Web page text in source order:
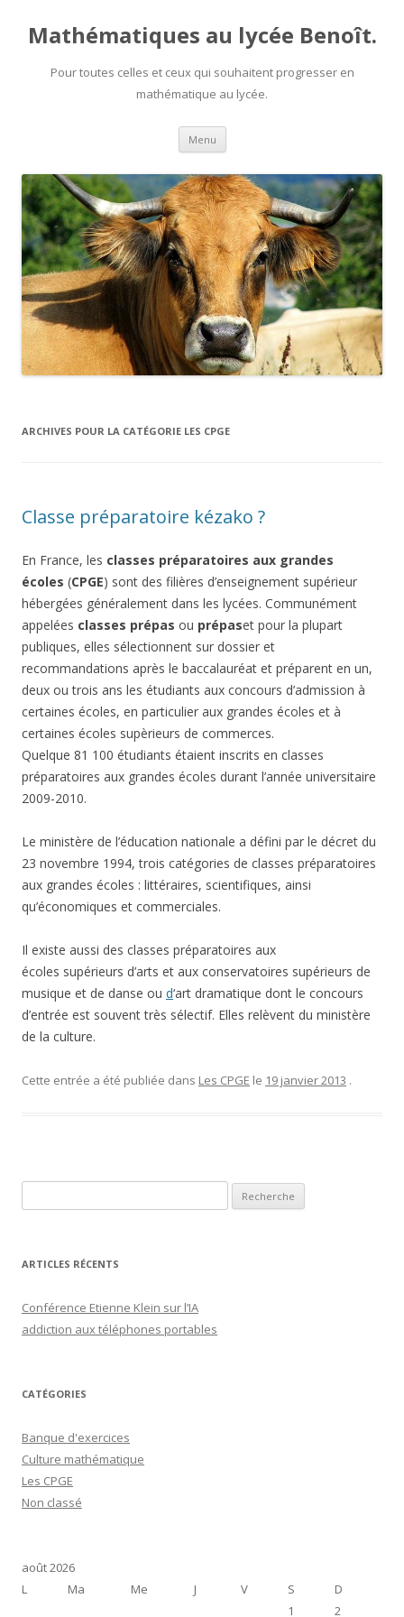
Mathématiques au lycée Benoît.
Pour toutes celles et ceux qui souhaitent progresser en
mathématique au lycée.
Menu Aller au contenu principal
ARCHIVES POUR LA CATÉGORIE LES CPGE
Classe préparatoire kézako ?
En France, les classes préparatoires aux grandes
écoles (CPGE) sont des filières d’enseignement supérieur
hébergées généralement dans les lycées. Communément
appelées classes prépas ou prépaset pour la plupart
publiques, elles sélectionnent sur dossier et
recommandations après le baccalauréat et préparent en un,
deux ou trois ans les étudiants aux concours d’admission à
certaines écoles, en particulier aux grandes écoles et à
certaines écoles supèrieurs de commerces.
Quelque 81 100 étudiants étaient inscrits en classes
préparatoires aux grandes écoles durant l’année universitaire
2009-2010.
Le ministère de l’éducation nationale a défini par le décret du
23 novembre 1994, trois catégories de classes préparatoires
aux grandes écoles : littéraires, scientifiques, ainsi
qu’économiques et commerciales.
Il existe aussi des classes préparatoires aux
écoles supérieurs d’arts et aux conservatoires supérieurs de
musique et de danse ou d‘art dramatique dont le concours
d’entrée est souvent très sélectif. Elles relèvent du ministère
de la culture.
Cette entrée a été publiée dans Les CPGE le 19 janvier 2013 .
ARTICLES RÉCENTS
Conférence Etienne Klein sur l’IA
addiction aux téléphones portables
CATÉGORIES
Banque d'exercices
Culture mathématique
Les CPGE
Non classé
août 2026
L
Ma Me J V S
D
1
2